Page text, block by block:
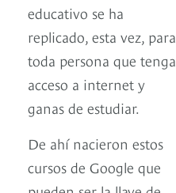
educativo se ha
replicado, esta vez, para
toda persona que tenga
acceso a internet y
ganas de estudiar.
De ahí nacieron estos
cursos de Google que